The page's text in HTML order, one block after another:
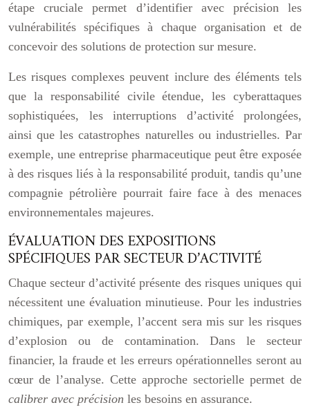
étape cruciale permet d’identifier avec précision les
vulnérabilités spécifiques à chaque organisation et de
concevoir des solutions de protection sur mesure.
Les risques complexes peuvent inclure des éléments tels
que la responsabilité civile étendue, les cyberattaques
sophistiquées, les interruptions d’activité prolongées,
ainsi que les catastrophes naturelles ou industrielles. Par
exemple, une entreprise pharmaceutique peut être exposée
à des risques liés à la responsabilité produit, tandis qu’une
compagnie pétrolière pourrait faire face à des menaces
environnementales majeures.
ÉVALUATION DES EXPOSITIONS
SPÉCIFIQUES PAR SECTEUR D’ACTIVITÉ
Chaque secteur d’activité présente des risques uniques qui
nécessitent une évaluation minutieuse. Pour les industries
chimiques, par exemple, l’accent sera mis sur les risques
d’explosion ou de contamination. Dans le secteur
financier, la fraude et les erreurs opérationnelles seront au
cœur de l’analyse. Cette approche sectorielle permet de
calibrer avec précision les besoins en assurance.